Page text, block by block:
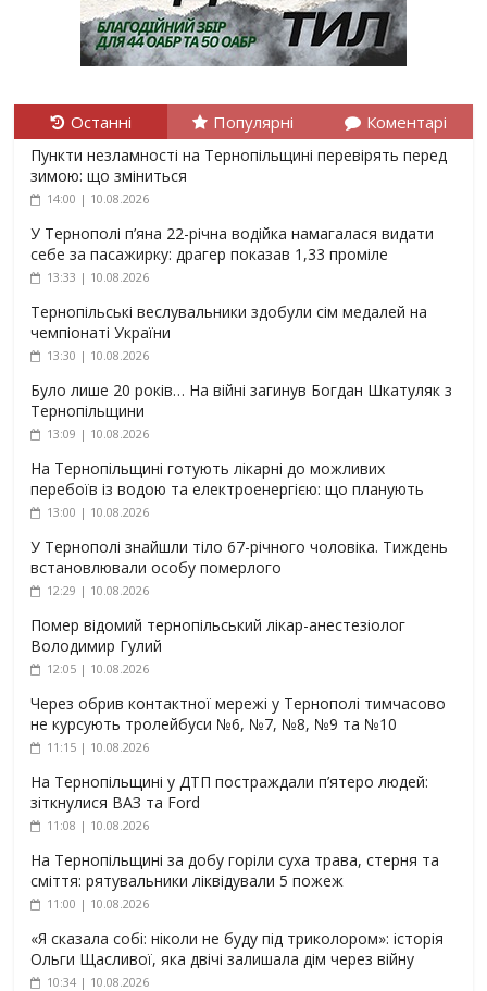
Останні Популярні Коментарі
Пункти незламності на Тернопільщині перевірять перед
зимою: що зміниться
14:00 | 10.08.2026
У Тернополі п’яна 22-річна водійка намагалася видати
себе за пасажирку: драгер показав 1,33 проміле
13:33 | 10.08.2026
Тернопільські веслувальники здобули сім медалей на
чемпіонаті України
13:30 | 10.08.2026
Було лише 20 років… На війні загинув Богдан Шкатуляк з
Тернопільщини
13:09 | 10.08.2026
На Тернопільщині готують лікарні до можливих
перебоїв із водою та електроенергією: що планують
13:00 | 10.08.2026
У Тернополі знайшли тіло 67-річного чоловіка. Тиждень
встановлювали особу померлого
12:29 | 10.08.2026
Помер відомий тернопільський лікар-анестезіолог
Володимир Гулий
12:05 | 10.08.2026
Через обрив контактної мережі у Тернополі тимчасово
не курсують тролейбуси №6, №7, №8, №9 та №10
11:15 | 10.08.2026
На Тернопільщині у ДТП постраждали п’ятеро людей:
зіткнулися ВАЗ та Ford
11:08 | 10.08.2026
На Тернопільщині за добу горіли суха трава, стерня та
сміття: рятувальники ліквідували 5 пожеж
11:00 | 10.08.2026
«Я сказала собі: ніколи не буду під триколором»: історія
Ольги Щасливої, яка двічі залишала дім через війну
10:34 | 10.08.2026